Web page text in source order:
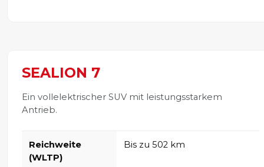
SEALION 7
Ein vollelektrischer SUV mit leistungsstarkem
Antrieb.
Reichweite
(WLTP)
Bis zu 502 km